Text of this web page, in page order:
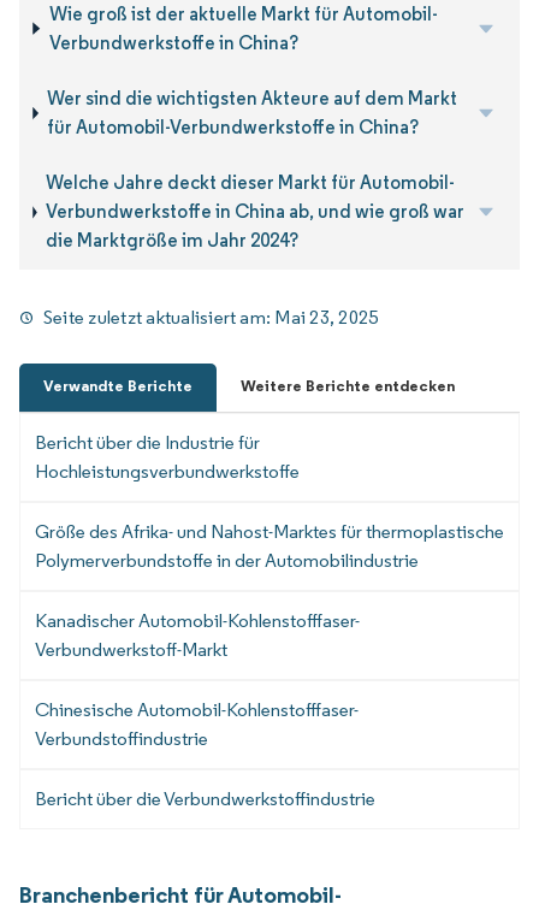
Wie groß ist der aktuelle Markt für Automobil-
Verbundwerkstoffe in China?
Wer sind die wichtigsten Akteure auf dem Markt
für Automobil-Verbundwerkstoffe in China?
Welche Jahre deckt dieser Markt für Automobil-
Verbundwerkstoffe in China ab, und wie groß war
die Marktgröße im Jahr 2024?
Seite zuletzt aktualisiert am: Mai 23, 2025
Verwandte Berichte Weitere Berichte entdecken
Bericht über die Industrie für
Hochleistungsverbundwerkstoffe
Größe des Afrika- und Nahost-Marktes für thermoplastische
Polymerverbundstoffe in der Automobilindustrie
Kanadischer Automobil-Kohlenstofffaser-
Verbundwerkstoff-Markt
Chinesische Automobil-Kohlenstofffaser-
Verbundstoffindustrie
Bericht über die Verbundwerkstoffindustrie
Branchenbericht für Automobil-